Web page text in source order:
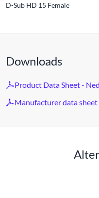
D-Sub HD 15 Female
Downloads
Product Data Sheet -
Manufacturer data sheet